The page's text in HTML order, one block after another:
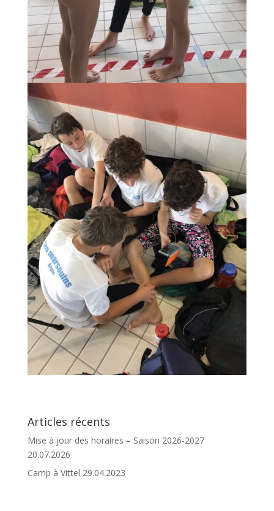
Articles récents
Mise à jour des horaires – Saison 2026-2027
20.07.2026
Camp à Vittel 29.04.2023